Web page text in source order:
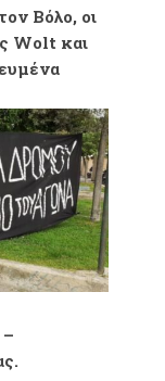
Βόλο, οι
Wolt και
–